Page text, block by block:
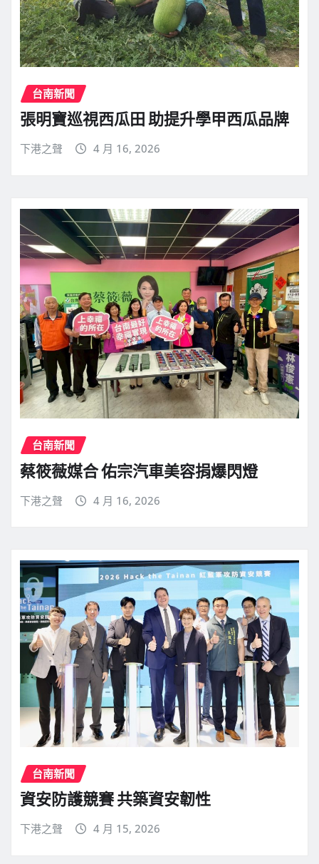
台南新聞
張明寶巡視西瓜田 助提升學甲西瓜品牌
下港之聲 4 月 16, 2026
台南新聞
蔡筱薇媒合 佑宗汽車美容捐爆閃燈
下港之聲 4 月 16, 2026
台南新聞
資安防護競賽 共築資安韌性
下港之聲 4 月 15, 2026